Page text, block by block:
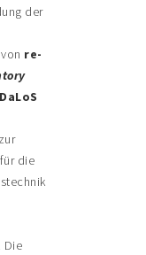
der
re-
die
Die